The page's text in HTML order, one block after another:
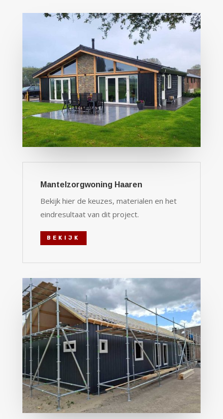
Mantelzorgwoning Haaren
Bekijk hier de keuzes, materialen en het
eindresultaat van dit project.
BEKIJK